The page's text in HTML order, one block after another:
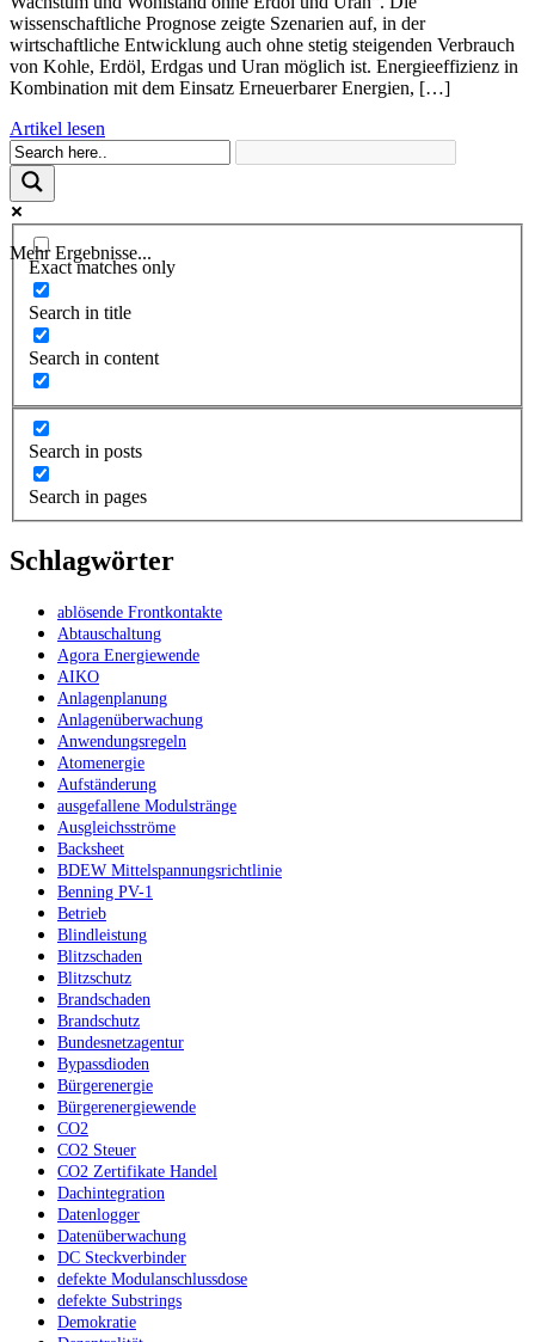
wissenschaftliche Prognose zeigte Szenarien auf, in der
wirtschaftliche Entwicklung auch ohne stetig steigenden Verbrauch
von Kohle, Erdöl, Erdgas und Uran möglich ist. Energieeffizienz in
Kombination mit dem Einsatz Erneuerbarer Energien, […]
Artikel lesen
Mehr Ergebnisse...
Exact matches only
Search in title
Search in content
Search in posts
Search in pages
Schlagwörter
ablösende Frontkontakte
Abtauschaltung
Agora Energiewende
AIKO
Anlagenplanung
Anlagenüberwachung
Anwendungsregeln
Atomenergie
Aufständerung
ausgefallene Modulstränge
Ausgleichsströme
Backsheet
BDEW Mittelspannungsrichtlinie
Benning PV-1
Betrieb
Blindleistung
Blitzschaden
Blitzschutz
Brandschaden
Brandschutz
Bundesnetzagentur
Bypassdioden
Bürgerenergie
Bürgerenergiewende
CO2
CO2 Steuer
CO2 Zertifikate Handel
Dachintegration
Datenlogger
Datenüberwachung
DC Steckverbinder
defekte Modulanschlussdose
defekte Substrings
Demokratie